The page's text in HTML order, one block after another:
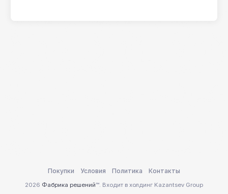
2026 Фабрика решений™. Входит в холдинг Kazantsev Group
Покупки Условия Политика Контакты